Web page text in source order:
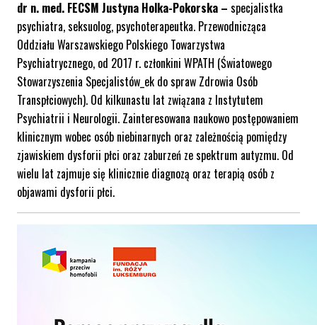
dr n. med. FECSM Justyna Holka-Pokorska – specjalistka
psychiatra, seksuolog, psychoterapeutka. Przewodnicząca
Oddziału Warszawskiego Polskiego Towarzystwa
Psychiatrycznego, od 2017 r. członkini WPATH (Światowego
Stowarzyszenia Specjalistów_ek do spraw Zdrowia Osób
Transpłciowych). Od kilkunastu lat związana z Instytutem
Psychiatrii i Neurologii. Zainteresowana naukowo postępowaniem
klinicznym wobec osób niebinarnych oraz zależnością pomiędzy
zjawiskiem dysforii płci oraz zaburzeń ze spektrum autyzmu. Od
wielu lat zajmuje się klinicznie diagnozą oraz terapią osób z
objawami dysforii płci.